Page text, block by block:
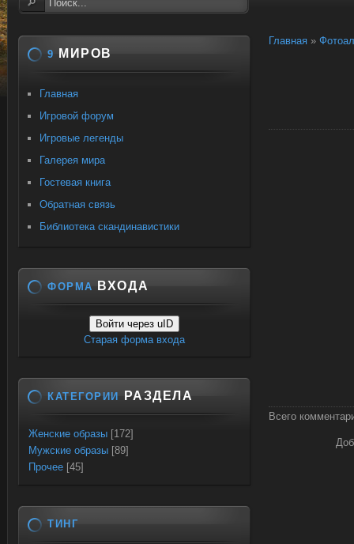
Главная »
Всего
9 МИРОВ
Главная
Игровой форум
Игровые легенды
Галерея мира
Гостевая книга
Обратная связь
Библиотека скандинавистики
ФОРМА ВХОДА
Войти через uID
Старая форма входа
КАТЕГОРИИ РАЗДЕЛА
Женские образы [172]
Мужские образы [89]
Прочее [45]
ТИНГ